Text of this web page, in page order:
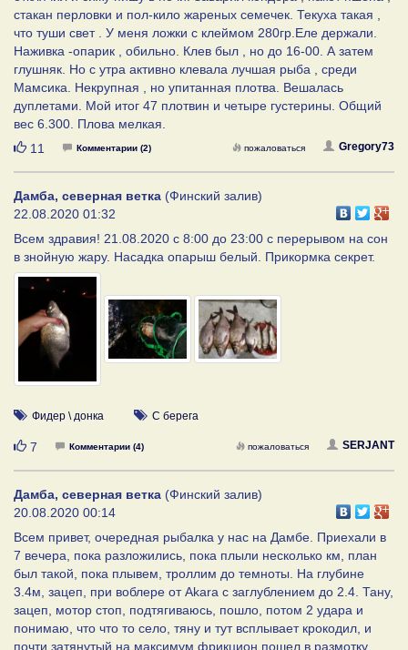
стакан перловки и пол-кило жареных семечек. Текуха такая ,
что туши свет . У меня ложки с клеймом 280гр.Еле держали.
Наживка -опарик , обильно. Клев был , но до 16-00. А затем
глушняк. Но с утра активно клевала лучшая рыба , среди
Мамсика. Некрупная , но упитанная плотва. Вешалась
дуплетами. Мой итог 47 плотвин и четыре густерины. Общий
вес 6.300. Плова мелкая.
Нравится
11 Комментарии (2) Gregory73
пожаловаться
Дамба, северная ветка (Финский залив)
22.08.2020 01:32
Всем здравия! 21.08.2020 с 8:00 до 23:00 с перерывом на сон
в знойную жару. Насадка опарыш белый. Прикормка секрет.
Фидер \ донка С берега
Нравится
7 Комментарии (4) SERJANT
пожаловаться
Дамба, северная ветка (Финский залив)
20.08.2020 00:14
Всем привет, очередная рыбалка у нас на Дамбе. Приехали в
7 вечера, пока разложились, пока плыли несколько км, план
был такой, пока плывем, троллим до темноты. На глубине
3.4м, зацеп, при воблере от Akara с заглублением до 2.4. Тану,
зацеп, мотор стоп, подтягиваюсь, пошло, потом 2 удара и
понимаю, что что то село, тяну и тут всплывает крокодил, и
почти затянутый на максимум фрикцион пошел в размотку,